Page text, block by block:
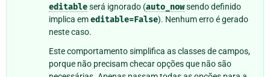
editableserá ignorado (auto_nowsendo definido
implica emeditable=False). Nenhum erro é gerado
neste caso.
Este comportamento simplifica as classes de campos,
porque não precisam checar opções que não são